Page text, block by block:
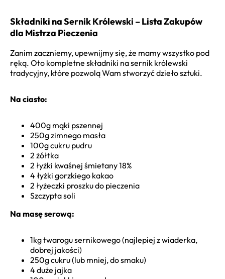
Składniki na Sernik Królewski – Lista Zakupów
dla Mistrza Pieczenia
Zanim zaczniemy, upewnijmy się, że mamy wszystko pod
ręką. Oto kompletne składniki na sernik królewski
tradycyjny, które pozwolą Wam stworzyć dzieło sztuki.
Na ciasto:
400g mąki pszennej
250g zimnego masła
100g cukru pudru
2 żółtka
2 łyżki kwaśnej śmietany 18%
4 łyżki gorzkiego kakao
2 łyżeczki proszku do pieczenia
Szczypta soli
Na masę serową:
1kg twarogu sernikowego (najlepiej z wiaderka,
dobrej jakości)
250g cukru (lub mniej, do smaku)
4 duże jajka